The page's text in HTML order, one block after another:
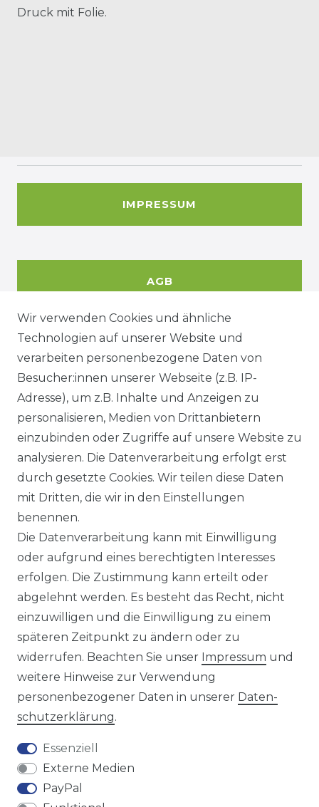
Druck mit Folie.
IMPRESSUM
AGB
DATENSCHUTZERKÄRUNG
WIDERRUFSRECHT
KONTAKT
Sie sind Wiederverkäufer?
Sie erreichen uns unter :
https://avancarte.de/
oder telefonisch unter: 0421 - 434430
Wir versenden mit
Zahlungsmöglichkeiten
Wir verwenden Cookies und ähnliche
Technologien auf unserer Website und
verarbeiten personenbezogene Daten von
Besucher:innen unserer Webseite (z.B. IP-
Adresse), um z.B. Inhalte und Anzeigen zu
personalisieren, Medien von Drittanbietern
einzubinden oder Zugriffe auf unsere Website zu
analysieren. Die Datenverarbeitung erfolgt erst
durch gesetzte Cookies. Wir teilen diese Daten
mit Dritten, die wir in den Einstellungen
benennen.
Die Datenverarbeitung kann mit Einwilligung
oder aufgrund eines berechtigten Interesses
erfolgen. Die Zustimmung kann erteilt oder
abgelehnt werden. Es besteht das Recht, nicht
einzuwilligen und die Einwilligung zu einem
späteren Zeitpunkt zu ändern oder zu
widerrufen. Beachten Sie unser Impressum und
weitere Hinweise zur Verwendung
personenbezogener Daten in unserer Daten­
schutz­erklärung.
Essenziell
Externe Medien
PayPal